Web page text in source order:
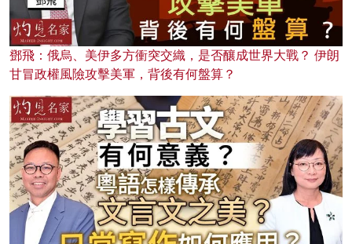
鄧飛：俄烏、美伊多方衝突交織，是否釀成世界大戰？ 伊朗
甘冒政權風險攻擊美軍，背後有何盤算？